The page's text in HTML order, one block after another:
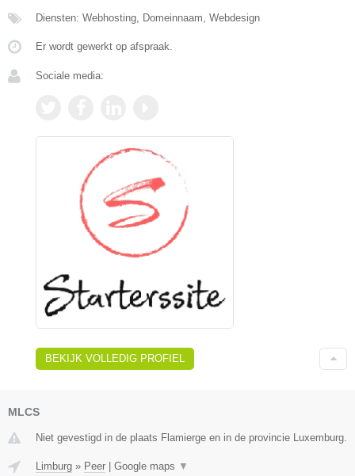
Diensten: Webhosting, Domeinnaam, Webdesign
Er wordt gewerkt op afspraak.
Sociale media:
BEKIJK VOLLEDIG PROFIEL
MLCS
Niet gevestigd in de plaats Flamierge en in de provincie Luxemburg.
Limburg » Peer Google maps ▼